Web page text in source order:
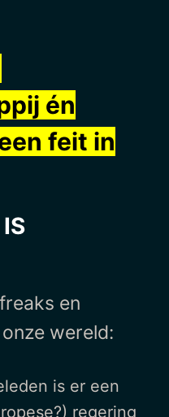
én
feit in
en
wereld:
is er een
regering